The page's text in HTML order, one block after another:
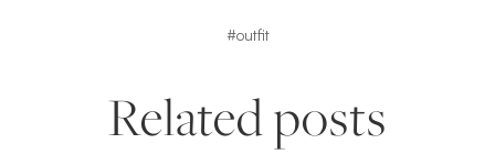
#outfit
Related posts